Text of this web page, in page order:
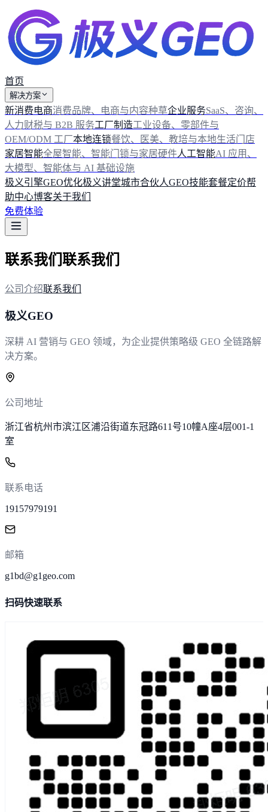
首页
解决方案
新消费电商消费品牌、电商与内容种草企业服务SaaS、咨询、
人力财税与 B2B 服务工厂制造工业设备、零部件与
OEM/ODM 工厂本地连锁餐饮、医美、教培与本地生活门店
家居智能全屋智能、智能门锁与家居硬件人工智能AI 应用、
大模型、智能体与 AI 基础设施
极义引擎GEO优化极义讲堂城市合伙人GEO技能套餐定价帮
助中心博客关于我们
免费体验
联系我们 联系我们
公司介绍联系我们
极义GEO
深耕 AI 营销与 GEO 领域，为企业提供策略级 GEO 全链路解
决方案。
公司地址
浙江省杭州市滨江区浦沿街道东冠路611号10幢A座4层001-1
室
联系电话
19157979191
邮箱
g1bd@g1geo.com
扫码快速联系